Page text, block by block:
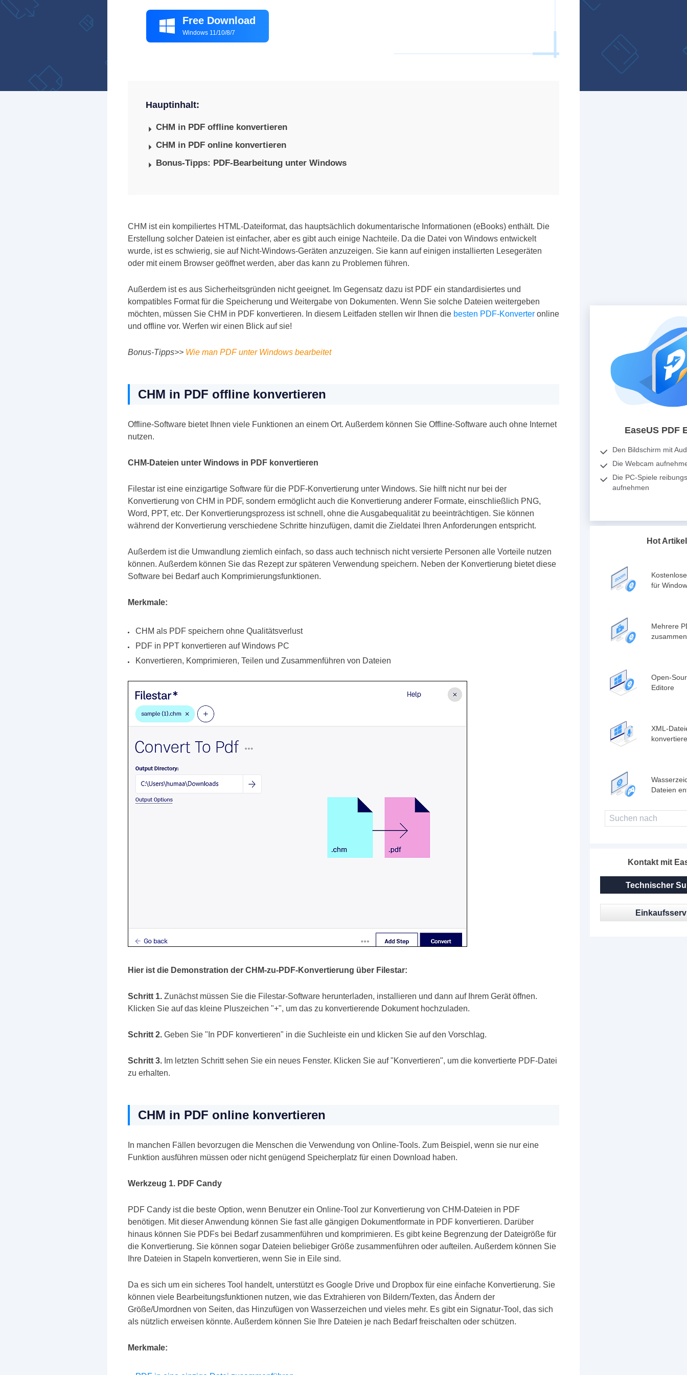
 Free Download
Windows 11/10/8/7
Hauptinhalt:
CHM in PDF offline konvertieren
CHM in PDF online konvertieren
Bonus-Tipps: PDF-Bearbeitung unter Windows
CHM ist ein kompiliertes HTML-Dateiformat, das hauptsächlich dokumentarische Informationen (eBooks) enthält. Die
Erstellung solcher Dateien ist einfacher, aber es gibt auch einige Nachteile. Da die Datei von Windows entwickelt
wurde, ist es schwierig, sie auf Nicht-Windows-Geräten anzuzeigen. Sie kann auf einigen installierten Lesegeräten
oder mit einem Browser geöffnet werden, aber das kann zu Problemen führen.
Außerdem ist es aus Sicherheitsgründen nicht geeignet. Im Gegensatz dazu ist PDF ein standardisiertes und
kompatibles Format für die Speicherung und Weitergabe von Dokumenten. Wenn Sie solche Dateien weitergeben
möchten, müssen Sie CHM in PDF konvertieren. In diesem Leitfaden stellen wir Ihnen die besten PDF-Konverter online
und offline vor. Werfen wir einen Blick auf sie!
Bonus-Tipps>> Wie man PDF unter Windows bearbeitet
CHM in PDF offline konvertieren
Offline-Software bietet Ihnen viele Funktionen an einem Ort. Außerdem können Sie Offline-Software auch ohne Internet
nutzen.
CHM-Dateien unter Windows in PDF konvertieren
Filestar ist eine einzigartige Software für die PDF-Konvertierung unter Windows. Sie hilft nicht nur bei der
Konvertierung von CHM in PDF, sondern ermöglicht auch die Konvertierung anderer Formate, einschließlich PNG,
Word, PPT, etc. Der Konvertierungsprozess ist schnell, ohne die Ausgabequalität zu beeinträchtigen. Sie können
während der Konvertierung verschiedene Schritte hinzufügen, damit die Zieldatei Ihren Anforderungen entspricht.
Außerdem ist die Umwandlung ziemlich einfach, so dass auch technisch nicht versierte Personen alle Vorteile nutzen
können. Außerdem können Sie das Rezept zur späteren Verwendung speichern. Neben der Konvertierung bietet diese
Software bei Bedarf auch Komprimierungsfunktionen.
Merkmale:
CHM als PDF speichern ohne Qualitätsverlust
PDF in PPT konvertieren auf Windows PC
Konvertieren, Komprimieren, Teilen und Zusammenführen von Dateien
Hier ist die Demonstration der CHM-zu-PDF-Konvertierung über Filestar:
Schritt 1. Zunächst müssen Sie die Filestar-Software herunterladen, installieren und dann auf Ihrem Gerät öffnen.
Klicken Sie auf das kleine Pluszeichen "+", um das zu konvertierende Dokument hochzuladen.
Schritt 2. Geben Sie "In PDF konvertieren" in die Suchleiste ein und klicken Sie auf den Vorschlag.
Schritt 3. Im letzten Schritt sehen Sie ein neues Fenster. Klicken Sie auf "Konvertieren", um die konvertierte PDF-Datei
zu erhalten.
CHM in PDF online konvertieren
In manchen Fällen bevorzugen die Menschen die Verwendung von Online-Tools. Zum Beispiel, wenn sie nur eine
Funktion ausführen müssen oder nicht genügend Speicherplatz für einen Download haben.
Werkzeug 1. PDF Candy
PDF Candy ist die beste Option, wenn Benutzer ein Online-Tool zur Konvertierung von CHM-Dateien in PDF
benötigen. Mit dieser Anwendung können Sie fast alle gängigen Dokumentformate in PDF konvertieren. Darüber
hinaus können Sie PDFs bei Bedarf zusammenführen und komprimieren. Es gibt keine Begrenzung der Dateigröße für
die Konvertierung. Sie können sogar Dateien beliebiger Größe zusammenführen oder aufteilen. Außerdem können Sie
Ihre Dateien in Stapeln konvertieren, wenn Sie in Eile sind.
Da es sich um ein sicheres Tool handelt, unterstützt es Google Drive und Dropbox für eine einfache Konvertierung. Sie
können viele Bearbeitungsfunktionen nutzen, wie das Extrahieren von Bildern/Texten, das Ändern der
Größe/Umordnen von Seiten, das Hinzufügen von Wasserzeichen und vieles mehr. Es gibt ein Signatur-Tool, das sich
als nützlich erweisen könnte. Außerdem können Sie Ihre Dateien je nach Bedarf freischalten oder schützen.
Merkmale:
EaseUS PDF
Den Bildschirm mit
Die Webcam
Die PC-Spiele
aufnehmen
Hot Artikel
für
Mehrere
Open-
Editore
XML-
Dateien
Kontakt mit
Technischer